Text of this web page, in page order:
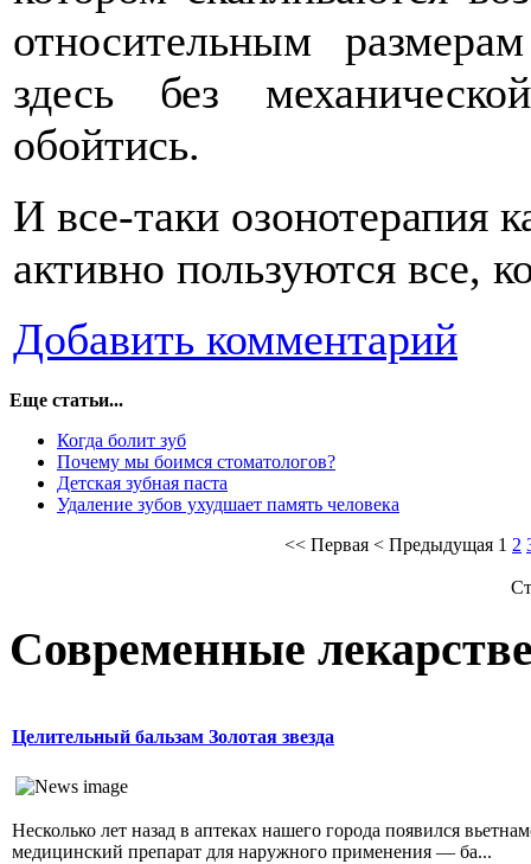
относительным
здесь без
обойтись.
И все-таки озонотерапия
активно пользуются все,
Добавить комментарий
Еще статьи...
Когда болит зуб
Почему мы боимся стоматологов?
Детская зубная паста
Удаление зубов ухудшает память человека
<< Первая < Предыдущая 1 2
Современные
Целительный бальзам Золотая звезда
Несколько лет назад в аптеках нашего города появился
медицинский препарат для наружного применения — ба...